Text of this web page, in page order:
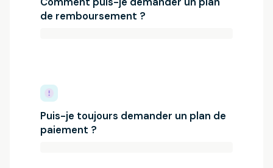
de remboursement ?
Puis-je toujours demander un plan de
paiement ?